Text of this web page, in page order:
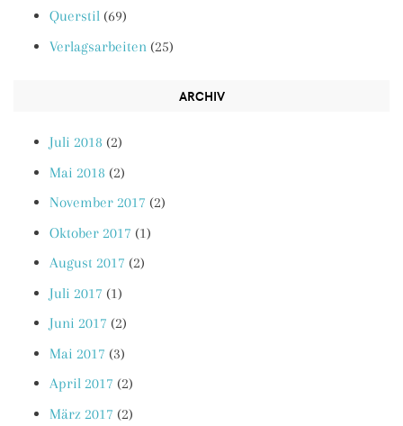
Querstil (69)
Verlagsarbeiten (25)
ARCHIV
Juli 2018 (2)
Mai 2018 (2)
November 2017 (2)
Oktober 2017 (1)
August 2017 (2)
Juli 2017 (1)
Juni 2017 (2)
Mai 2017 (3)
April 2017 (2)
März 2017 (2)